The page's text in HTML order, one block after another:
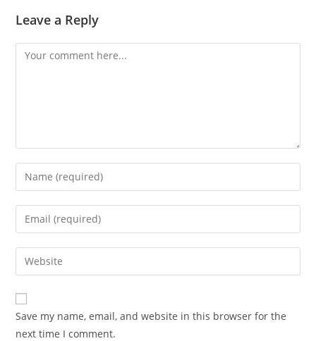
Leave a Reply
Comment
Enter
your
name
comment
Enter
your
email
address
comment
Enter
your
website
URL
(optional)
Save my name, email, and website in this browser for the
next time I comment.